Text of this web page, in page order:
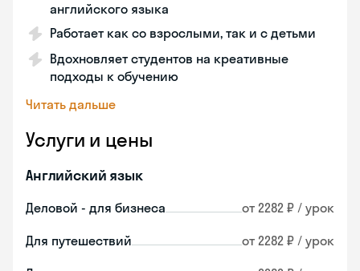
английского языка
Работает как со взрослыми, так и с детьми
Вдохновляет студентов на креативные
подходы к обучению
Читать дальше
Услуги и цены
Английский язык
Деловой - для бизнеса от 2282 ₽ / урок
Для путешествий от 2282 ₽ / урок